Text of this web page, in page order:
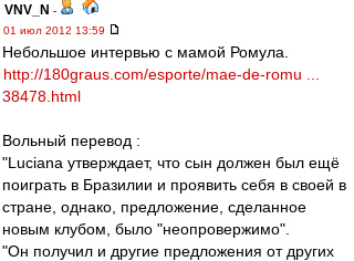
VNV_N -
01 июл 2012 13:59
Небольшое интервью с мамой Ромула.
http://180graus.com/esporte/mae-de-romu ...
38478.html
Вольный перевод :
"Luciana утверждает, что сын должен был ещё
поиграть в Бразилии и проявить себя в своей в
стране, однако, предложение, сделанное
новым клубом, было "неопровержимо".
"Он получил и другие предложения от других